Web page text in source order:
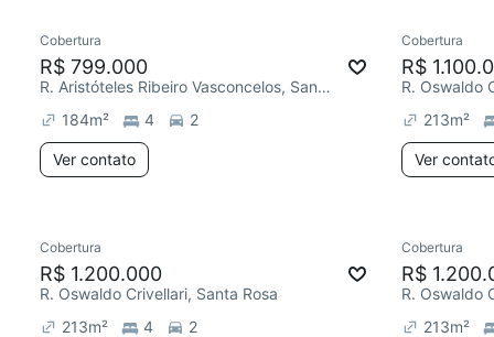
Cobertura
R$ 799.000
R. Aristóteles Ribeiro Vasconcelos, Santa Rosa
184m² 4 2
Ver contato
Cobertura
R$
R. Oswaldo
213m²
Ver
Cobertura
R$ 1.200.000
R. Oswaldo Crivellari, Santa Rosa
213m² 4 2
Cobertura
R$
R. Oswaldo
213m²